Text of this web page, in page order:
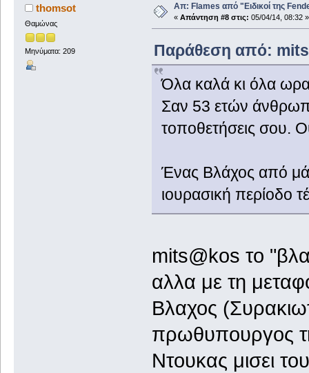
thomsot
Θαμώνας
Μηνύματα: 209
Απ: Flames από "Ειδικοί της
« Απάντηση #8 στις: 05/04/14, 08:32 »
Παράθεση από:
Όλα καλά κι όλα
Σαν 53 ετών
τοποθετήσεις σου.
Ένας Βλάχος από
ιουρασική περίοδο
mits@kos το
αλλα με τη
Βλαχος
πρωθυπουργος
Ντουκας μισει